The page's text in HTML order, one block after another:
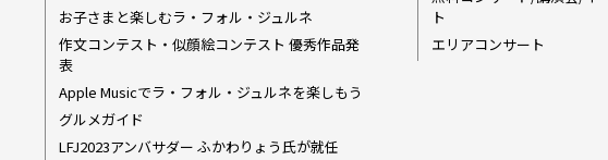
お子さまと楽しむラ・フォル・ジュルネ
作文コンテスト・似顔絵コンテスト 優秀作品発
表
Apple Musicでラ・フォル・ジュルネを楽しもう
グルメガイド
LFJ2023アンバサダー ふかわりょう氏が就任
ト
エリアコンサート